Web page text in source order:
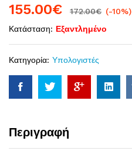
155.00€ 172.00€ (-10%)
Κατάσταση: Εξαντλημένο
Κατηγορία: Υπολογιστές
Περιγραφή